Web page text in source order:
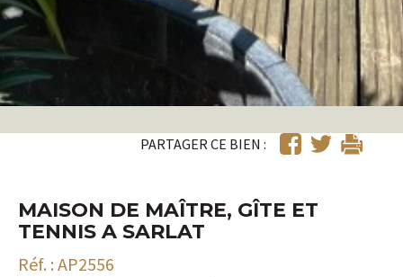
PARTAGER CE BIEN :
MAISON DE MAÎTRE, GÎTE ET
TENNIS A SARLAT
Réf. : AP2556